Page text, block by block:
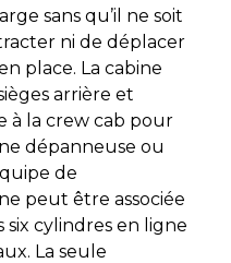
sans qu’il ne soit
ni de déplacer
place. La cabine
arrière et
à la crew cab pour
dépanneuse ou
de
peut être associée
cylindres en ligne
La seule